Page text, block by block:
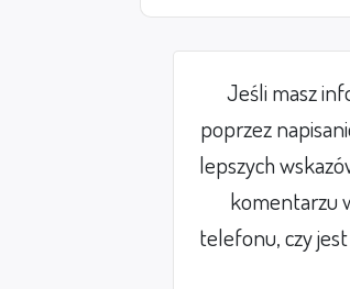
Jeśli masz
poprzez
lepszych
komentarzu
telefonu, czy